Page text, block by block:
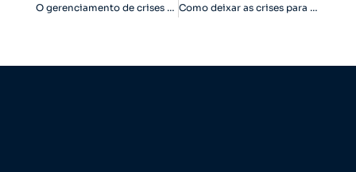
O gerenciamento de crises e o malabarismo com pratos Como deixar as crises para trás: segredos do Gerenciamento de Crises.